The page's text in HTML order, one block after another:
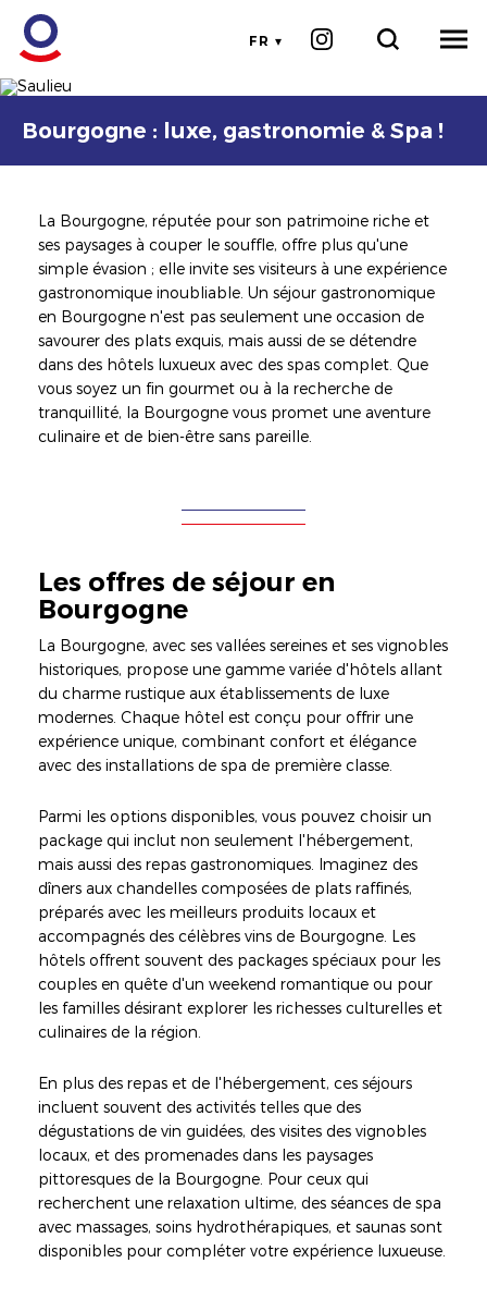
FR
Image
Image
Bourgogne : luxe, gastronomie & Spa !
La Bourgogne, réputée pour son patrimoine riche et
ses paysages à couper le souffle, offre plus qu'une
simple évasion ; elle invite ses visiteurs à une expérience
gastronomique inoubliable. Un séjour gastronomique
en Bourgogne n'est pas seulement une occasion de
savourer des plats exquis, mais aussi de se détendre
dans des hôtels luxueux avec des spas complet. Que
vous soyez un fin gourmet ou à la recherche de
tranquillité, la Bourgogne vous promet une aventure
culinaire et de bien-être sans pareille.
Les offres de séjour en
Bourgogne
La Bourgogne, avec ses vallées sereines et ses vignobles
historiques, propose une gamme variée d'hôtels allant
du charme rustique aux établissements de luxe
modernes. Chaque hôtel est conçu pour offrir une
expérience unique, combinant confort et élégance
avec des installations de spa de première classe.
Parmi les options disponibles, vous pouvez choisir un
package qui inclut non seulement l'hébergement,
mais aussi des repas gastronomiques. Imaginez des
dîners aux chandelles composées de plats raffinés,
préparés avec les meilleurs produits locaux et
accompagnés des célèbres vins de Bourgogne. Les
hôtels offrent souvent des packages spéciaux pour les
couples en quête d'un weekend romantique ou pour
les familles désirant explorer les richesses culturelles et
culinaires de la région.
En plus des repas et de l'hébergement, ces séjours
incluent souvent des activités telles que des
dégustations de vin guidées, des visites des vignobles
locaux, et des promenades dans les paysages
pittoresques de la Bourgogne. Pour ceux qui
recherchent une relaxation ultime, des séances de spa
avec massages, soins hydrothérapiques, et saunas sont
disponibles pour compléter votre expérience luxueuse.